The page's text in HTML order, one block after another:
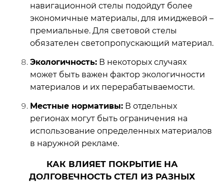
навигационной стелы подойдут более
экономичные материалы, для имиджевой –
премиальные. Для световой стелы
обязателен светопропускающий материал.
Экологичность: В некоторых случаях
может быть важен фактор экологичности
материалов и их перерабатываемости.
Местные нормативы: В отдельных
регионах могут быть ограничения на
использование определенных материалов
в наружной рекламе.
КАК ВЛИЯЕТ ПОКРЫТИЕ НА
ДОЛГОВЕЧНОСТЬ СТЕЛ ИЗ РАЗНЫХ